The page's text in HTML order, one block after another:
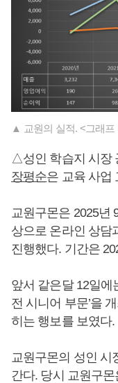
▲ 교원의 실적. <그래
△성인 학습지 시장
장평순은 교육 사업
교원구몬은 2025년
상으로 온라인 상담
진행했다. 기간은
앞서 같은달 12일에
전 시니어 부문’을
히는 행보를 보였다.
교원구몬의 성인 시
간다. 당시 교원구